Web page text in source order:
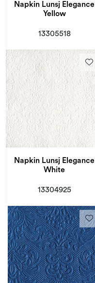
Napkin Lunsj Elegance
Yellow
13305518
Napkin Lunsj Elegance
White
13304925